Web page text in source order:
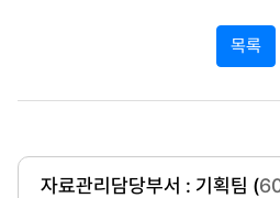
목록
자료관리담당부서 : 기획팀 (